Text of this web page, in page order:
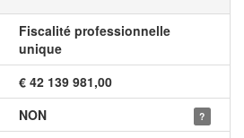
Fiscalité professionnelle
unique
€ 42 139 981,00
NON ?